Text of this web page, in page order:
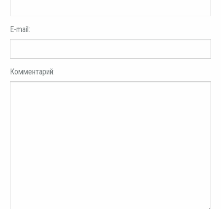
E-mail:
Комментарий: